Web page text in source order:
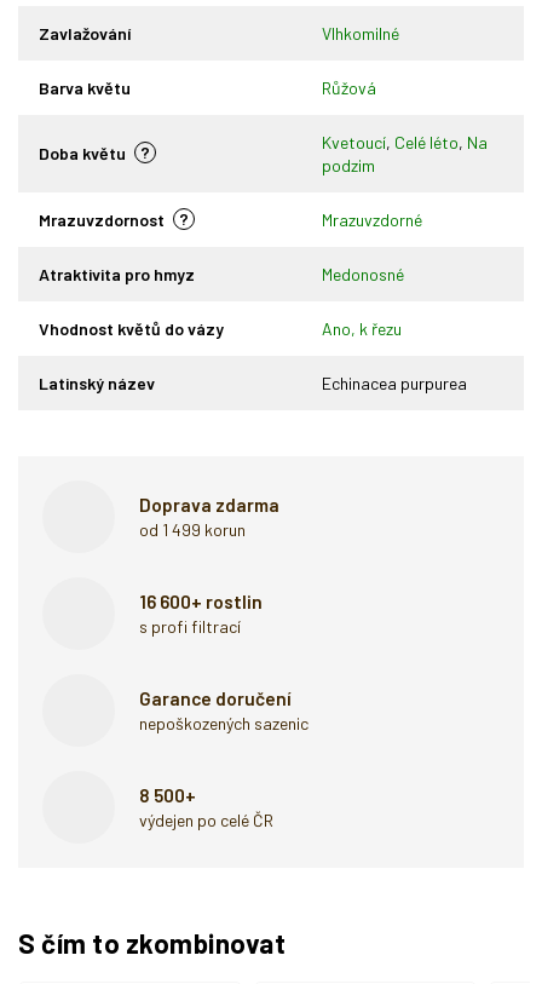
Zavlažování Vlhkomilné
Barva květu Růžová
?
Doba květu
Kvetoucí, Celé léto, Na
podzim
?
Mrazuvzdornost Mrazuvzdorné
Atraktivita pro hmyz Medonosné
Vhodnost květů do vázy Ano, k řezu
Latinský název Echinacea purpurea
Doprava zdarma
od 1 499 korun
16 600+ rostlin
s profi filtrací
Garance doručení
nepoškozených sazenic
8 500+
výdejen po celé ČR
S čím to zkombinovat